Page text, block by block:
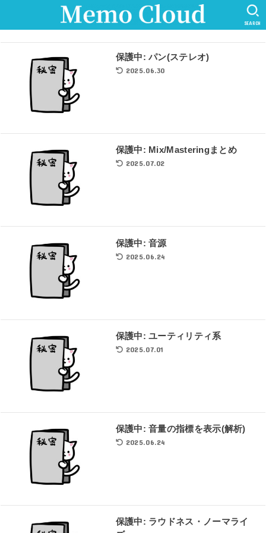
SEARCH
保護中: パン(ステレオ)
2025.06.30
保護中: Mix/Masteringまとめ
2025.07.02
保護中: 音源
2025.06.24
保護中: ユーティリティ系
2025.07.01
保護中: 音量の指標を表示(解析)
2025.06.24
保護中: ラウドネス・ノーマライ